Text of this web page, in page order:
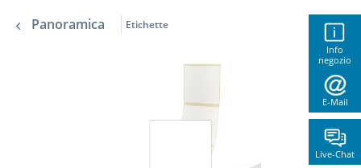
Info
negozio
E-Mail
Live-Chat
Panoramica Etichette